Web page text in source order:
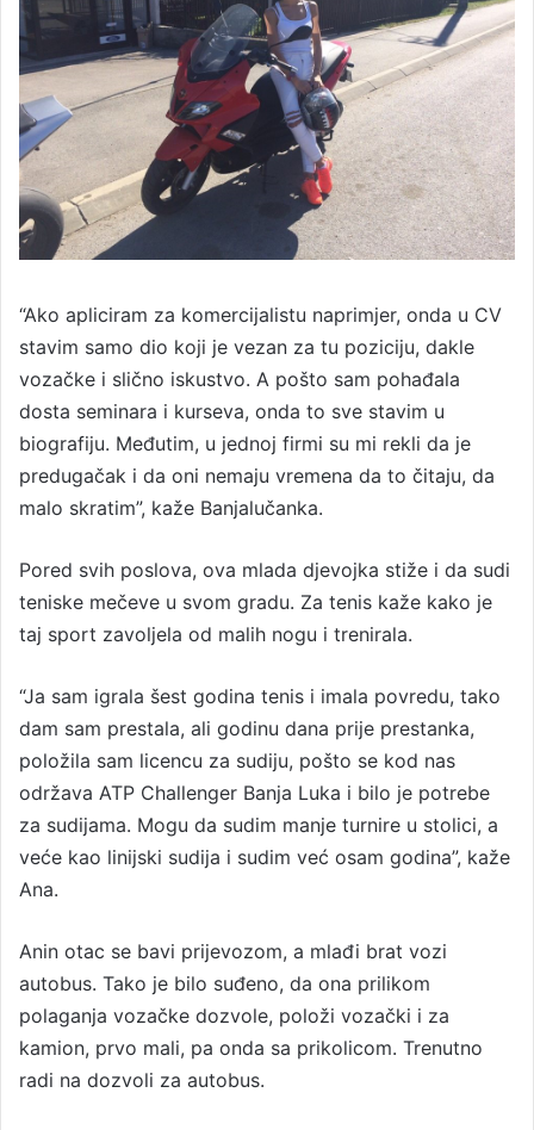
“Ako apliciram za komercijalistu naprimjer, onda u CV
stavim samo dio koji je vezan za tu poziciju, dakle
vozačke i slično iskustvo. A pošto sam pohađala
dosta seminara i kurseva, onda to sve stavim u
biografiju. Međutim, u jednoj firmi su mi rekli da je
predugačak i da oni nemaju vremena da to čitaju, da
malo skratim”, kaže Banjalučanka.
Pored svih poslova, ova mlada djevojka stiže i da sudi
teniske mečeve u svom gradu. Za tenis kaže kako je
taj sport zavoljela od malih nogu i trenirala.
“Ja sam igrala šest godina tenis i imala povredu, tako
dam sam prestala, ali godinu dana prije prestanka,
položila sam licencu za sudiju, pošto se kod nas
održava ATP Challenger Banja Luka i bilo je potrebe
za sudijama. Mogu da sudim manje turnire u stolici, a
veće kao linijski sudija i sudim već osam godina”, kaže
Ana.
Anin otac se bavi prijevozom, a mlađi brat vozi
autobus. Tako je bilo suđeno, da ona prilikom
polaganja vozačke dozvole, položi vozački i za
kamion, prvo mali, pa onda sa prikolicom. Trenutno
radi na dozvoli za autobus.